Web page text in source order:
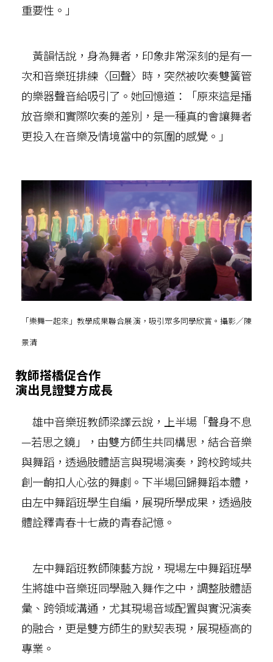
重要性。」
黃韻恬說，身為舞者，印象非常深刻的是有一
次和音樂班排練〈回聲〉時，突然被吹奏雙簧管
的樂器聲音給吸引了。她回憶道：「原來這是播
放音樂和實際吹奏的差別，是一種真的會讓舞者
更投入在音樂及情境當中的氛圍的感覺。」
「樂舞一起來」教學成果聯合展演，吸引眾多同學欣賞。攝影／陳
景清
教師搭橋促合作
演出見證雙方成長
雄中音樂班教師梁譯云說，上半場「聲身不息
—若思之鏡」，由雙方師生共同構思，結合音樂
與舞蹈，透過肢體語言與現場演奏，跨校跨域共
創一齣扣人心弦的舞劇。下半場回歸舞蹈本體，
由左中舞蹈班學生自編，展現所學成果，透過肢
體詮釋青春十七歲的青春記憶。
左中舞蹈班教師陳藝方說，現場左中舞蹈班學
生將雄中音樂班同學融入舞作之中，調整肢體語
彙、跨領域溝通，尤其現場音域配置與實況演奏
的融合，更是雙方師生的默契表現，展現極高的
專業。